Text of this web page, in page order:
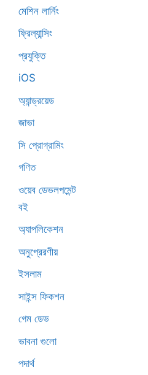
মেশিন লার্নিং
ফ্রিল্যান্সিং
প্রযুক্তি
iOS
অ্যান্ড্রয়েড
জাভা
সি প্রোগ্রামিং
গণিত
ওয়েব ডেভলপমেন্ট
বই
অ্যাপলিকেশন
অনুপ্রেরণীয়
ইসলাম
সাইন্স ফিকশন
গেম ডেভ
ভাবনা গুলো
পদার্থ